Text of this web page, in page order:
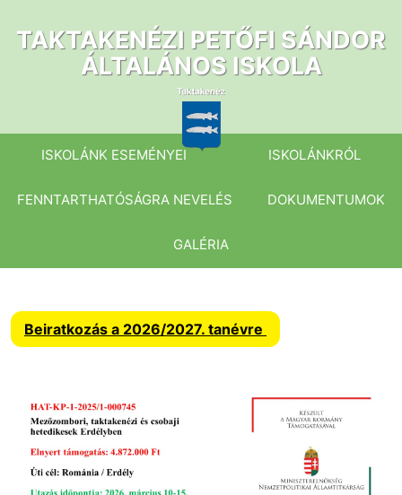
tartalomhoz
TAKTAKENÉZI PETŐFI SÁNDOR
ÁLTALÁNOS ISKOLA
ISKOLÁNK ESEMÉNYEI ISKOLÁNKRÓL
FENNTARTHATÓSÁGRA NEVELÉS DOKUMENTUMOK
GALÉRIA
Beiratkozás a 2026/2027. tanévre